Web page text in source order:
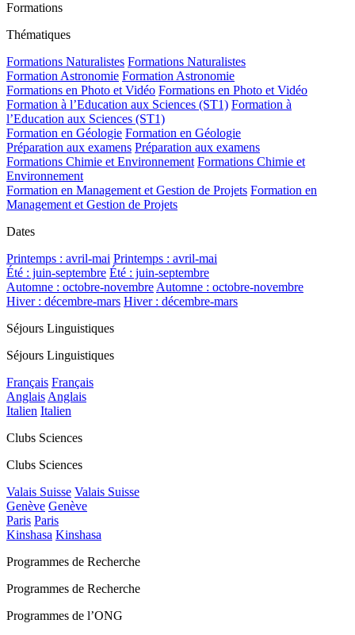
Formations
Thématiques
Formations Naturalistes Formations Naturalistes
Formation Astronomie Formation Astronomie
Formations en Photo et Vidéo Formations en Photo et Vidéo
Formation à l’Education aux Sciences (ST1) Formation à
l’Education aux Sciences (ST1)
Formation en Géologie Formation en Géologie
Préparation aux examens Préparation aux examens
Formations Chimie et Environnement Formations Chimie et
Environnement
Formation en Management et Gestion de Projets Formation en
Management et Gestion de Projets
Dates
Printemps : avril-mai Printemps : avril-mai
Été : juin-septembre Été : juin-septembre
Automne : octobre-novembreAutomne : octobre-novembre
Hiver : décembre-mars Hiver : décembre-mars
Séjours Linguistiques
Séjours Linguistiques
Français Français
AnglaisAnglais
Italien Italien
Clubs Sciences
Clubs Sciences
Valais Suisse Valais Suisse
Genève Genève
Paris Paris
Kinshasa Kinshasa
Programmes de Recherche
Programmes de Recherche
Programmes de l’ONG